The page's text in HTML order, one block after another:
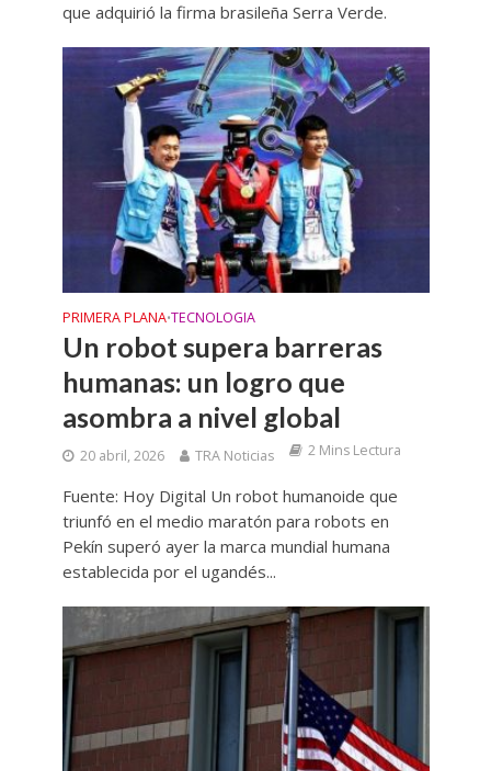
que adquirió la firma brasileña Serra Verde.
PRIMERA PLANA•TECNOLOGIA
Un robot supera barreras
humanas: un logro que
asombra a nivel global
20 abril, 2026 TRA Noticias 2 Mins Lectura
Fuente: Hoy Digital Un robot humanoide que
triunfó en el medio maratón para robots en
Pekín superó ayer la marca mundial humana
establecida por el ugandés...